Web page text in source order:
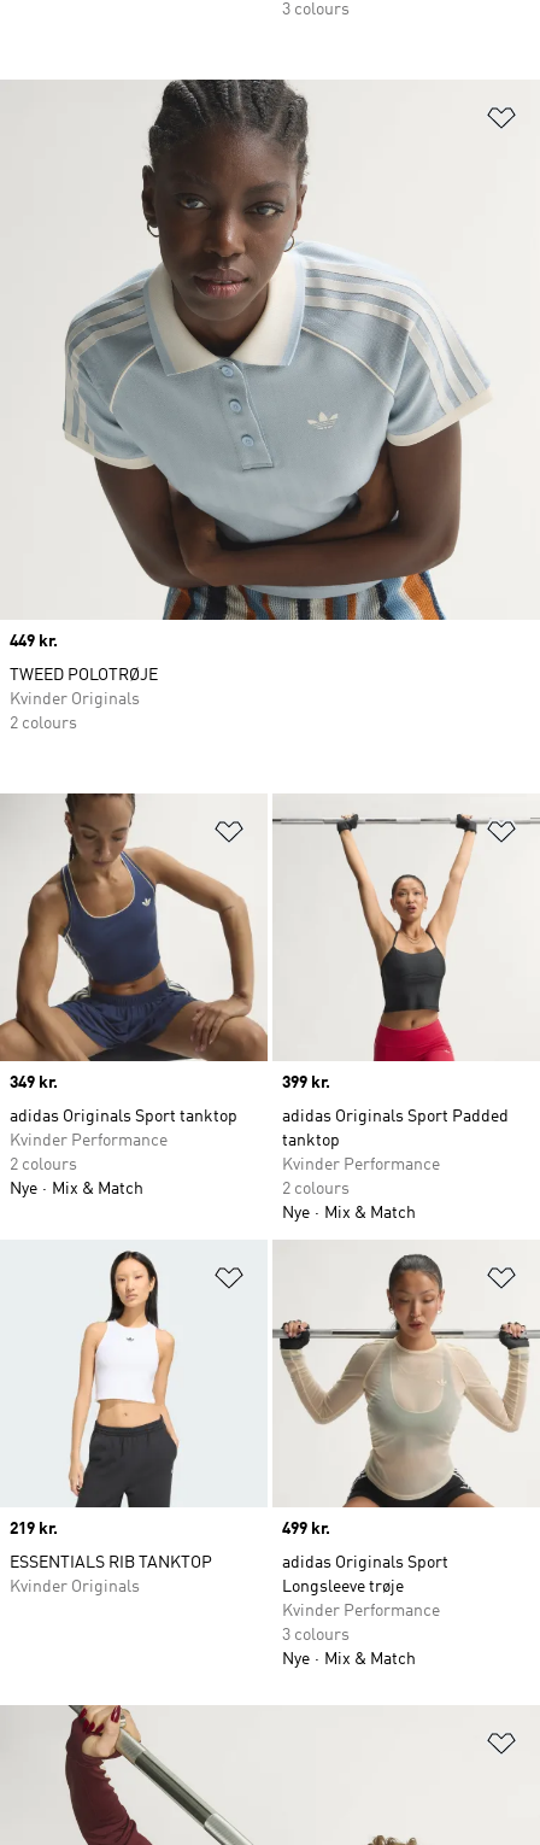
3 colours
Føj til ønskeliste
Price
349 kr.
adidas Originals Sport tanktop
Kvinder Performance
2 colours
Nye
Mix & Match
Price
399 kr.
adidas Originals Sport Padded
tanktop
Kvinder Performance
2 colours
Nye
Mix & Match
Price
219 kr.
ESSENTIALS RIB TANKTOP
Kvinder Originals
Price
499 kr.
adidas Originals Sport
Longsleeve trøje
Kvinder Performance
3 colours
Nye
Mix & Match
Price
449 kr.
TWEED POLOTRØJE
Kvinder Originals
2 colours